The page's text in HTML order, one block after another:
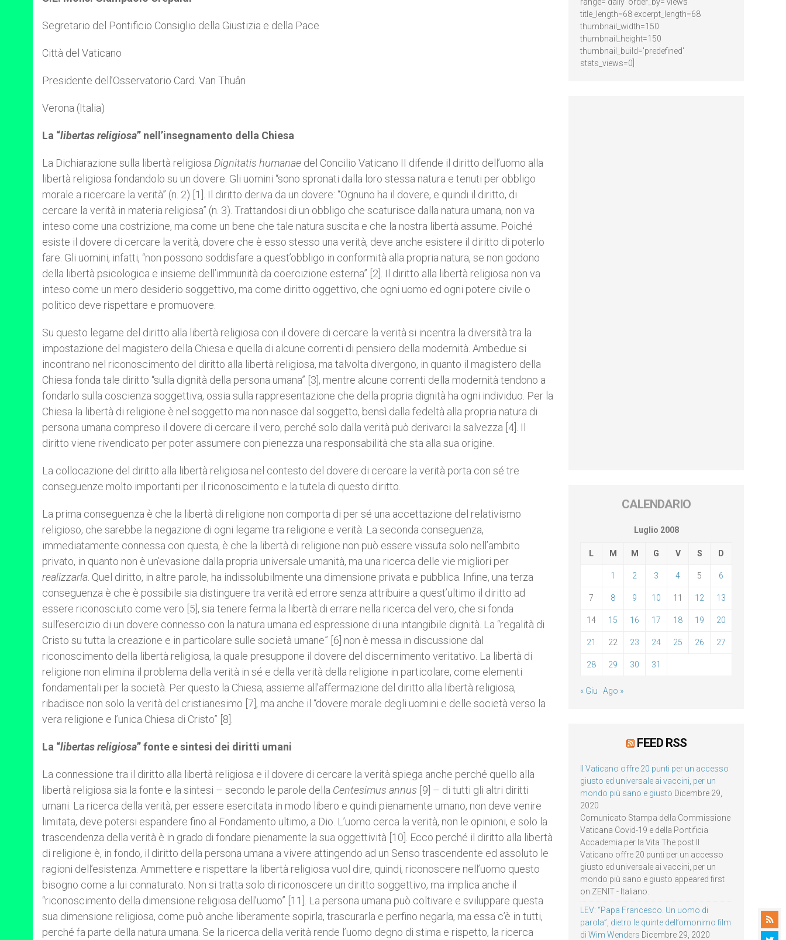
Segretario del Pontificio Consiglio della Giustizia e della Pace
Città del Vaticano
Presidente dell’Osservatorio Card. Van Thuân
Verona (Italia)
La “libertas religiosa” nell’insegnamento della Chiesa
La Dichiarazione sulla libertà religiosa Dignitatis humanae del Concilio Vaticano II difende il diritto dell’uomo alla
libertà religiosa fondandolo su un dovere. Gli uomini “sono spronati dalla loro stessa natura e tenuti per obbligo
morale a ricercare la verità” (n. 2) [1]. Il diritto deriva da un dovere: “Ognuno ha il dovere, e quindi il diritto, di
cercare la verità in materia religiosa” (n. 3). Trattandosi di un obbligo che scaturisce dalla natura umana, non va
inteso come una costrizione, ma come un bene che tale natura suscita e che la nostra libertà assume. Poiché
esiste il dovere di cercare la verità, dovere che è esso stesso una verità, deve anche esistere il diritto di poterlo
fare. Gli uomini, infatti, “non possono soddisfare a quest’obbligo in conformità alla propria natura, se non godono
della libertà psicologica e insieme dell’immunità da coercizione esterna” [2]. Il diritto alla libertà religiosa non va
inteso come un mero desiderio soggettivo, ma come diritto oggettivo, che ogni uomo ed ogni potere civile o
politico deve rispettare e promuovere.
Su questo legame del diritto alla libertà religiosa con il dovere di cercare la verità si incentra la diversità tra la
impostazione del magistero della Chiesa e quella di alcune correnti di pensiero della modernità. Ambedue si
incontrano nel riconoscimento del diritto alla libertà religiosa, ma talvolta divergono, in quanto il magistero della
Chiesa fonda tale diritto “sulla dignità della persona umana” [3], mentre alcune correnti della modernità tendono a
fondarlo sulla coscienza soggettiva, ossia sulla rappresentazione che della propria dignità ha ogni individuo. Per la
Chiesa la libertà di religione è nel soggetto ma non nasce dal soggetto, bensì dalla fedeltà alla propria natura di
persona umana compreso il dovere di cercare il vero, perché solo dalla verità può derivarci la salvezza [4]. Il
diritto viene rivendicato per poter assumere con pienezza una responsabilità che sta alla sua origine.
La collocazione del diritto alla libertà religiosa nel contesto del dovere di cercare la verità porta con sé tre
conseguenze molto importanti per il riconoscimento e la tutela di questo diritto.
La prima conseguenza è che la libertà di religione non comporta di per sé una accettazione del relativismo
religioso, che sarebbe la negazione di ogni legame tra religione e verità. La seconda conseguenza,
immediatamente connessa con questa, è che la libertà di religione non può essere vissuta solo nell’ambito
privato, in quanto non è un’evasione dalla propria universale umanità, ma una ricerca delle vie migliori per
realizzarla . Quel diritto, in altre parole, ha indissolubilmente una dimensione privata e pubblica. Infine, una terza
conseguenza è che è possibile sia distinguere tra verità ed errore senza attribuire a quest’ultimo il diritto ad
essere riconosciuto come vero [5], sia tenere ferma la libertà di errare nella ricerca del vero, che si fonda
sull’esercizio di un dovere connesso con la natura umana ed espressione di una intangibile dignità. La “regalità di
Cristo su tutta la creazione e in particolare sulle società umane” [6] non è messa in discussione dal
riconoscimento della libertà religiosa, la quale presuppone il dovere del discernimento veritativo. La libertà di
religione non elimina il problema della verità in sé e della verità della religione in particolare, come elementi
fondamentali per la società. Per questo la Chiesa, assieme all’affermazione del diritto alla libertà religiosa,
ribadisce non solo la verità del cristianesimo [7], ma anche il “dovere morale degli uomini e delle società verso la
vera religione e l’unica Chiesa di Cristo” [8].
La “libertas religiosa” fonte e sintesi dei diritti umani
La connessione tra il diritto alla libertà religiosa e il dovere di cercare la verità spiega anche perché quello alla
libertà religiosa sia la fonte e la sintesi – secondo le parole della Centesimus annus [9] – di tutti gli altri diritti
umani. La ricerca della verità, per essere esercitata in modo libero e quindi pienamente umano, non deve venire
limitata, deve potersi espandere fino al Fondamento ultimo, a Dio. L’uomo cerca la verità, non le opinioni, e solo la
trascendenza della verità è in grado di fondare pienamente la sua oggettività [10]. Ecco perché il diritto alla libertà
di religione è, in fondo, il diritto della persona umana a vivere attingendo ad un Senso trascendente ed assoluto le
ragioni dell’esistenza. Ammettere e rispettare la libertà religiosa vuol dire, quindi, riconoscere nell’uomo questo
bisogno come a lui connaturato. Non si tratta solo di riconoscere un diritto soggettivo, ma implica anche il
“riconoscimento della dimensione religiosa dell’uomo” [11]. La persona umana può coltivare e sviluppare questa
sua dimensione religiosa, come può anche liberamente sopirla, trascurarla e perfino negarla, ma essa c’è in tutti,
perché fa parte della natura umana. Se la ricerca della verità rende l’uomo degno di stima e rispetto, la ricerca
title_length=68 excerpt_length=68
thumbnail_width=150
thumbnail_height=150
thumbnail_build='predefined'
stats_views=0]
CALENDARIO
Luglio 2008
L M M G V S D
1 2 3 4 5 6
7 8 9 10 11 12 13
14 15 16 17 18 19 20
21 22 23 24 25 26 27
28 29 30 31
« Giu Ago »
FEED RSS
Il Vaticano offre 20 punti per un accesso
giusto ed universale ai vaccini, per un
mondo più sano e giusto Dicembre 29,
2020
Comunicato Stampa della Commissione
Vaticana Covid-19 e della Pontificia
Accademia per la Vita The post Il
Vaticano offre 20 punti per un accesso
giusto ed universale ai vaccini, per un
mondo più sano e giusto appeared first
on ZENIT - Italiano.
LEV: “Papa Francesco. Un uomo di
parola”, dietro le quinte dell’omonimo film
di Wim Wenders Dicembre 29, 2020